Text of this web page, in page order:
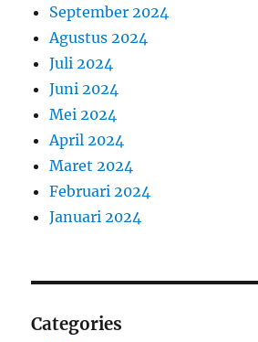
September 2024
Agustus 2024
Juli 2024
Juni 2024
Mei 2024
April 2024
Maret 2024
Februari 2024
Januari 2024
Categories